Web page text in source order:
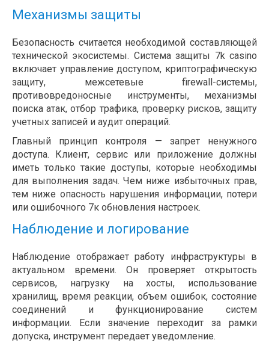
Механизмы защиты
Безопасность считается необходимой составляющей
технической экосистемы. Система защиты 7k casino
включает управление доступом, криптографическую
защиту, межсетевые firewall-системы,
противовредоносные инструменты, механизмы
поиска атак, отбор трафика, проверку рисков, защиту
учетных записей и аудит операций.
Главный принцип контроля — запрет ненужного
доступа. Клиент, сервис или приложение должны
иметь только такие доступы, которые необходимы
для выполнения задач. Чем ниже избыточных прав,
тем ниже опасность нарушения информации, потери
или ошибочного 7к обновления настроек.
Наблюдение и логирование
Наблюдение отображает работу инфраструктуры в
актуальном времени. Он проверяет открытость
сервисов, нагрузку на хосты, использование
хранилищ, время реакции, объем ошибок, состояние
соединений и функционирование систем
информации. Если значение переходит за рамки
допуска, инструмент передает уведомление.